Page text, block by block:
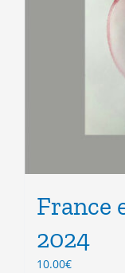
France
2024
10.00€